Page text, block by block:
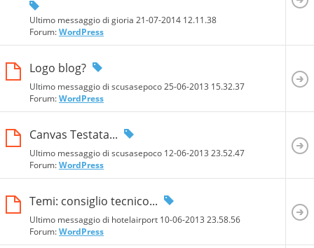
Ultimo messaggio di gioria 21-07-2014 12.11.38
Forum:WordPress
Logo blog?
Ultimo messaggio di scusasepoco 25-06-2013 15.32.37
Forum:WordPress
Canvas Testata...
Ultimo messaggio di scusasepoco 12-06-2013 23.52.47
Forum:WordPress
Temi: consiglio tecnico...
Ultimo messaggio di hotelairport 10-06-2013 23.58.56
Forum:WordPress